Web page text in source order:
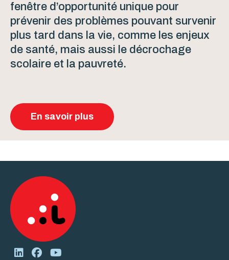
fenêtre d’opportunité unique pour
prévenir des problèmes pouvant survenir
plus tard dans la vie, comme les enjeux
de santé, mais aussi le décrochage
scolaire et la pauvreté.
En savoir plus